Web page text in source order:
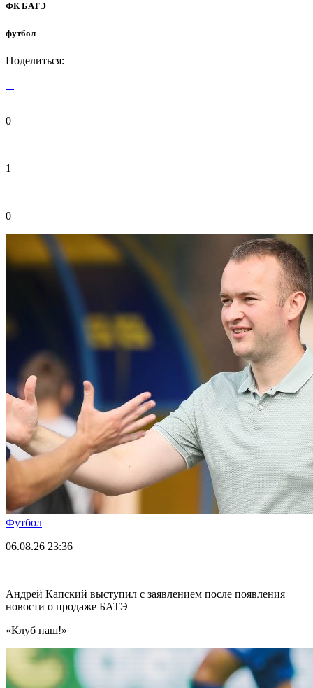
ФК БАТЭ
футбол
Поделиться:
0
1
0
Футбол
06.08.26 23:36
Андрей Капский выступил с заявлением после появления
новости о продаже БАТЭ
«Клуб наш!»